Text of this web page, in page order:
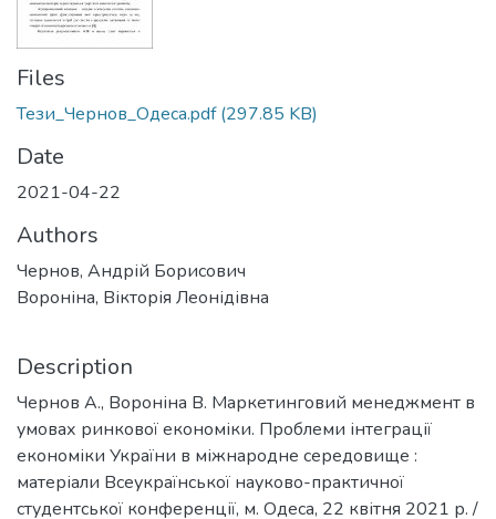
Files
Тези_Чернов_Одеса.pdf(297.85 KB)
Date
2021-04-22
Authors
Чернов, Андрій Борисович
Вороніна, Вікторія Леонідівна
Description
Чернов А., Вороніна В. Маркетинговий менеджмент в
умовах ринкової економіки. Проблеми інтеграції
економіки України в міжнародне середовище :
матеріали Всеукраїнської науково-практичної
студентської конференції, м. Одеса, 22 квітня 2021 р. /